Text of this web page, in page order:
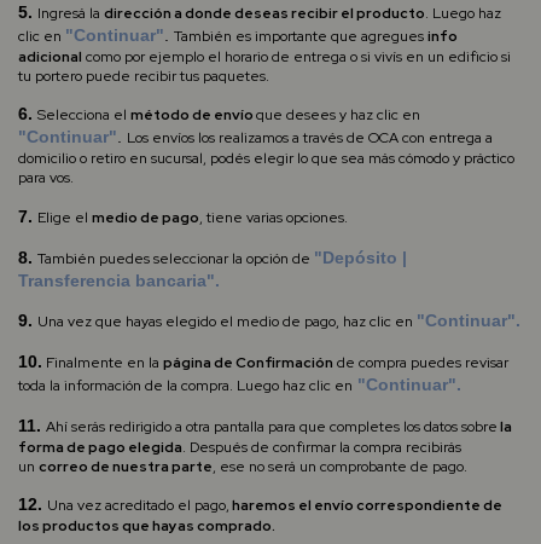
5. Ingresá la dirección a donde deseas recibir el producto. Luego haz
clic en "Continuar" También es importante que agreguesinfo
adicional como por ejemplo el horario de entrega o si vivís en un edificio si
tu portero puede recibir tus paquetes.
6. Selecciona el método de envíoque desees y haz clic en
"Continuar". Los envíos los realizamos a través de OCA con entrega a
domicilio o retiro en sucursal, podés elegir lo que sea más cómodo y práctico
para vos.
7. Elige el medio de pago, tiene varias opciones.
8. También puedes seleccionar la opción de "Depósito |
Transferencia bancaria".
9. Una vez que hayas elegido el medio de pago, haz clic en "Continuar".
10. Finalmente en la página de Confirmación de compra puedes revisar
toda la información de la compra. Luego haz clic en "Continuar".
11. Ahí serás redirigido a otra pantalla para que completes los datos sobrela
forma de pago elegida. Después de confirmar la compra recibirás
un correo de nuestra parte, ese no será un comprobante de pago.
12. Una vez acreditado el pago,haremos el envío correspondiente de
los productos que hayas comprado.